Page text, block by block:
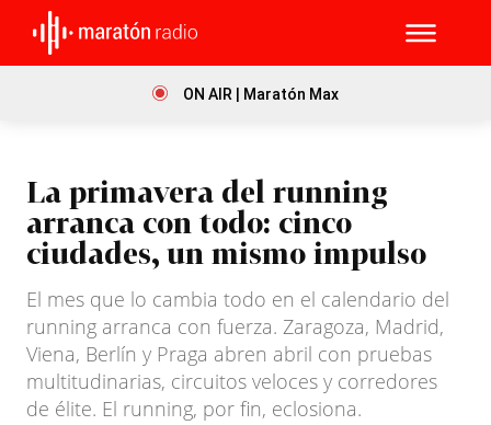
ON AIR | Maratón Max
La primavera del running
arranca con todo: cinco
ciudades, un mismo impulso
El mes que lo cambia todo en el calendario del
running arranca con fuerza. Zaragoza, Madrid,
Viena, Berlín y Praga abren abril con pruebas
multitudinarias, circuitos veloces y corredores
de élite. El running, por fin, eclosiona.